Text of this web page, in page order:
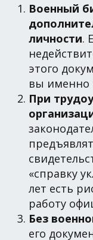
Военный
личности.
этого
вы именно
При
«справку
лет есть
работу
Без
его